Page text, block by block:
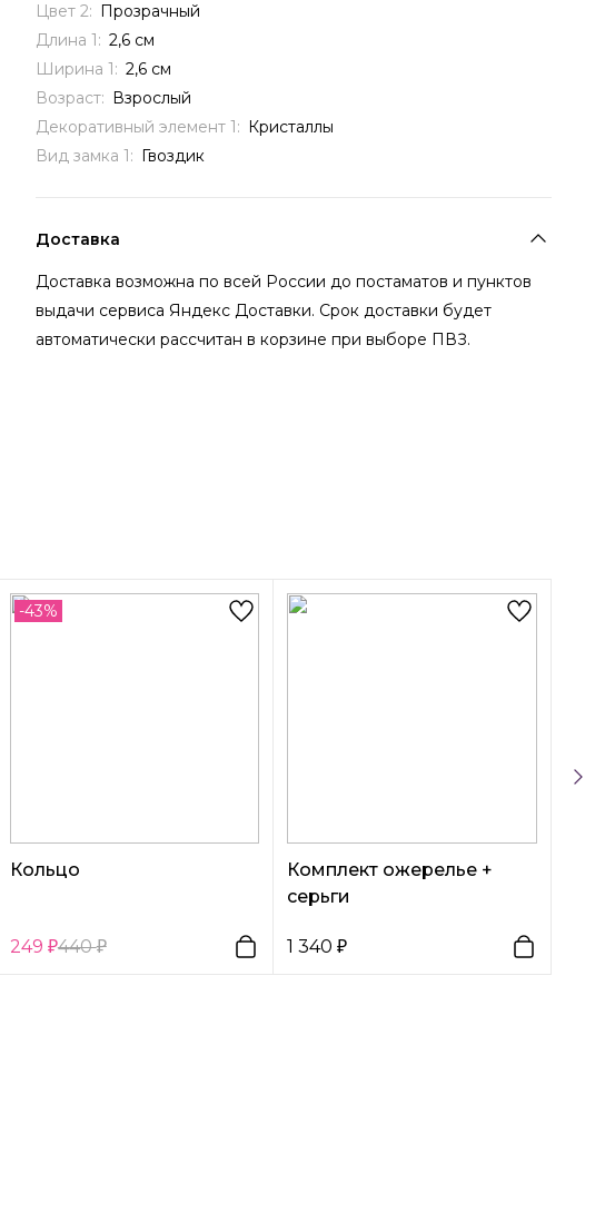
Цвет 2: Прозрачный
Длина 1: 2,6 см
Ширина 1: 2,6 см
Возраст: Взрослый
Декоративный элемент 1: Кристаллы
Вид замка 1: Гвоздик
Доставка
Доставка возможна по всей России до постаматов и пунктов
выдачи сервиса Яндекс Доставки. Срок доставки будет
автоматически рассчитан в корзине при выборе ПВЗ.
-43%
Кольцо
249 440
Комплект ожерелье +
серьги
1 340